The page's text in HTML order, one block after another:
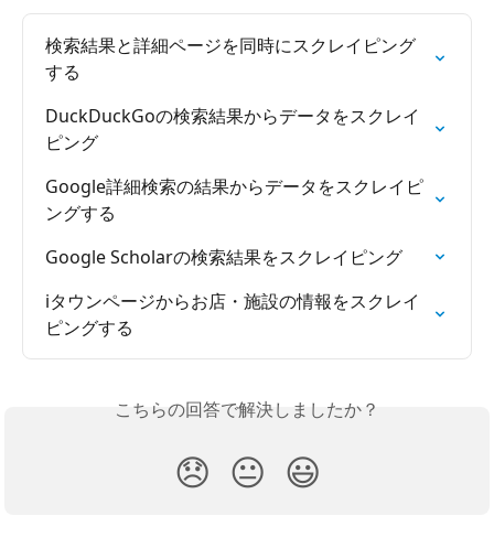
検索結果と詳細ページを同時にスクレイピング
する
DuckDuckGoの検索結果からデータをスクレイ
ピング
Google詳細検索の結果からデータをスクレイピ
ングする
Google Scholarの検索結果をスクレイピング
iタウンページからお店・施設の情報をスクレイ
ピングする
こちらの回答で解決しましたか？
😞 😐 😃